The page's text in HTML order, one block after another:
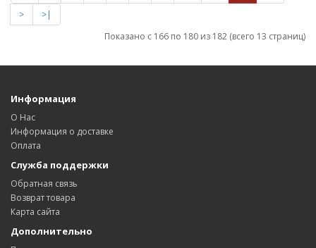
>
>|
Показано с 166 по 180 из 182 (всего 13 страниц)
Информация
О Нас
Информация о доставке
Оплата
Служба поддержки
Обратная связь
Возврат товара
Карта сайта
Дополнительно